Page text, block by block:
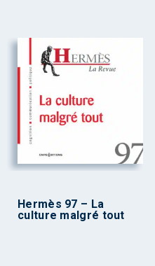
Hermès 97 – La
culture malgré tout